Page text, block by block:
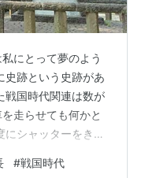
にとって夢のよう
史跡という史跡があ
戦国時代関連は数が
走らせても何かと
シャッターをきっ
中から 清州城 信長
#戦国時代